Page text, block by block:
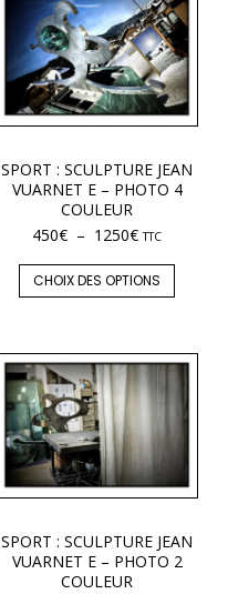
SPORT : SCULPTURE JEAN
VUARNET E – PHOTO 4
COULEUR
450€ – 1250€ TTC
CHOIX DES OPTIONS
SPORT : SCULPTURE JEAN
VUARNET E – PHOTO 2
COULEUR